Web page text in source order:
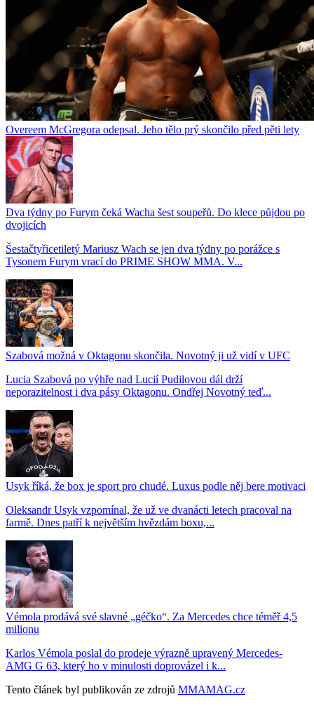
Overeem McGregora odepsal. Jeho tělo prý skončilo před pěti lety
Dva týdny po Furym čeká Wacha šest soupeřů. Do klece půjdou po
dvojicích
Šestačtyřicetiletý Mariusz Wach se jen dva týdny po porážce s
Tysonem Furym vrací do PRIME SHOW MMA. V...
Szabová možná v Oktagonu skončila. Novotný ji už vidí v UFC
Lucia Szabová po výhře nad Lucií Pudilovou dál drží
neporazitelnost i dva pásy Oktagonu. Ondřej Novotný teď...
Usyk říká, že box je sport pro chudé. Luxus podle něj bere motivaci
Oleksandr Usyk vzpomínal, že už ve dvanácti letech pracoval na
farmě. Dnes patří k největším hvězdám boxu,...
Vémola prodává své slavné „géčko“. Za Mercedes chce téměř 4,5
milionu
Karlos Vémola poslal do prodeje výrazně upravený Mercedes-
AMG G 63, který ho v minulosti doprovázel i k...
Tento článek byl publikován ze zdrojů MMAMAG.cz